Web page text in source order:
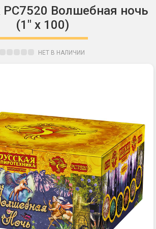
РС7520 Волшебная ночь
(1" х 100)
НЕТ В НАЛИЧИИ